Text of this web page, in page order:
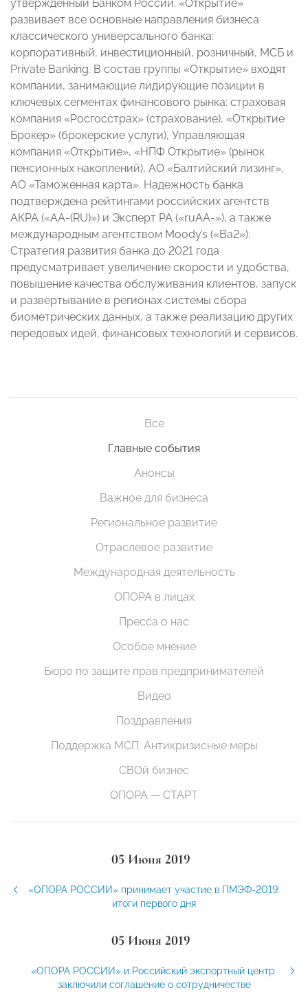
утвержденный Банком России. «Открытие»
развивает все основные направления бизнеса
классического универсального банка:
корпоративный, инвестиционный, розничный, МСБ и
Private Banking. В состав группы «Открытие» входят
компании, занимающие лидирующие позиции в
ключевых сегментах финансового рынка: страховая
компания «Росгосстрах» (страхование), «Открытие
Брокер» (брокерские услуги), Управляющая
компания «Открытие», «НПФ Открытие» (рынок
пенсионных накоплений), АО «Балтийский лизинг»,
АО «Таможенная карта». Надежность банка
подтверждена рейтингами российских агентств
АКРА («АА-(RU)») и Эксперт РА («ruAA-»), а также
международным агентством Moody’s («Ba2»).
Стратегия развития банка до 2021 года
предусматривает увеличение скорости и удобства,
повышение качества обслуживания клиентов, запуск
и развертывание в регионах системы сбора
биометрических данных, а также реализацию других
передовых идей, финансовых технологий и сервисов.
Все
Главные события
Анонсы
Важное для бизнеса
Региональное развитие
Отраслевое развитие
Международная деятельность
ОПОРА в лицах
Пресса о нас
Особое мнение
Бюро по защите прав предпринимателей
Видео
Поздравления
Поддержка МСП. Антикризисные меры
СВОй бизнес
ОПОРА — СТАРТ
05 Июня 2019
«ОПОРА РОССИИ» принимает участие в ПМЭФ-2019:
итоги первого дня
05 Июня 2019
«ОПОРА РОССИИ» и Российский экспортный центр.
заключили соглашение о сотрудничестве